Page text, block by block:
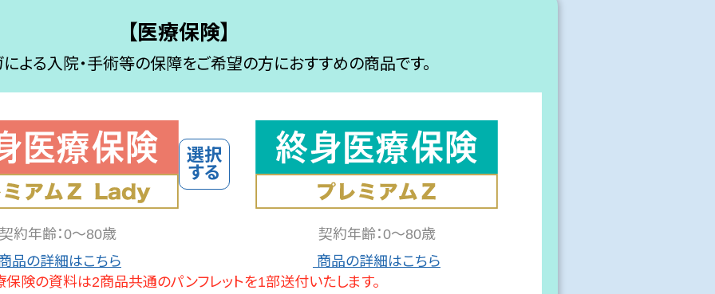
【医療保険】
よる入院・手術等の保障をご希望の方におすすめの商品です。
約年齢：0～80歳
品の詳細はこちら
契約年齢：0～80歳
商品の詳細はこちら
保険の資料は2商品共通のパンフレットを1部送付いたします。